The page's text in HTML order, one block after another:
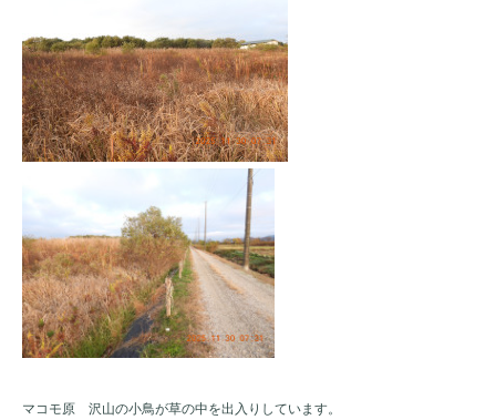
マコモ原 沢山の小鳥が草の中を出入りしています。